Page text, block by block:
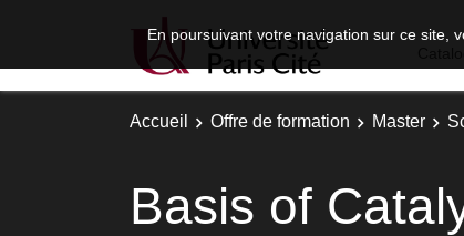
En poursuivant votre navigation sur ce site,
Accueil Offre de formation Master
Basis of